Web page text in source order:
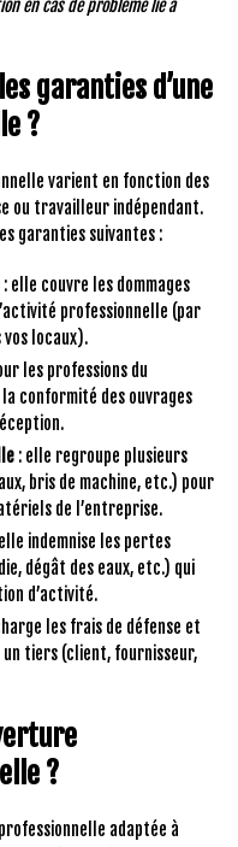
en cas de problème lié à
garanties d’une
?
varient en fonction des
ou travailleur indépendant.
garanties suivantes :
: elle couvre les dommages
professionnelle (par
vos locaux).
les professions du
conformité des ouvrages
: elle regroupe plusieurs
bris de machine, etc.) pour
de l’entreprise.
indemnise les pertes
dégât des eaux, etc.) qui
d’activité.
les frais de défense et
un tiers (client, fournisseur,
?
adaptée à